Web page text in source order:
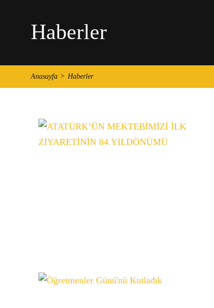
Haberler
Anasayfa Haberler